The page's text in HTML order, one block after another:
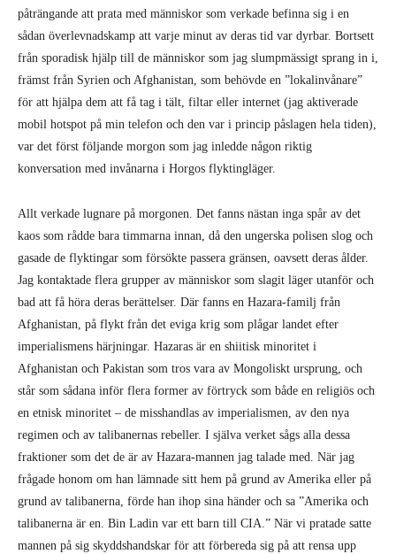
påträngande att prata med människor som verkade befinna sig i en
sådan överlevnadskamp att varje minut av deras tid var dyrbar. Bortsett
från sporadisk hjälp till de människor som jag slumpmässigt sprang in i,
främst från Syrien och Afghanistan, som behövde en ”lokalinvånare”
för att hjälpa dem att få tag i tält, filtar eller internet (jag aktiverade
mobil hotspot på min telefon och den var i princip påslagen hela tiden),
var det först följande morgon som jag inledde någon riktig
konversation med invånarna i Horgos flyktingläger.
Allt verkade lugnare på morgonen. Det fanns nästan inga spår av det
kaos som rådde bara timmarna innan, då den ungerska polisen slog och
gasade de flyktingar som försökte passera gränsen, oavsett deras ålder.
Jag kontaktade flera grupper av människor som slagit läger utanför och
bad att få höra deras berättelser. Där fanns en Hazara-familj från
Afghanistan, på flykt från det eviga krig som plågar landet efter
imperialismens härjningar. Hazaras är en shiitisk minoritet i
Afghanistan och Pakistan som tros vara av Mongoliskt ursprung, och
står som sådana inför flera former av förtryck som både en religiös och
en etnisk minoritet – de misshandlas av imperialismen, av den nya
regimen och av talibanernas rebeller. I själva verket sågs alla dessa
fraktioner som det de är av Hazara-mannen jag talade med. När jag
frågade honom om han lämnade sitt hem på grund av Amerika eller på
grund av talibanerna, förde han ihop sina händer och sa ”Amerika och
talibanerna är en. Bin Ladin var ett barn till CIA.” När vi pratade satte
mannen på sig skyddshandskar för att förbereda sig på att rensa upp